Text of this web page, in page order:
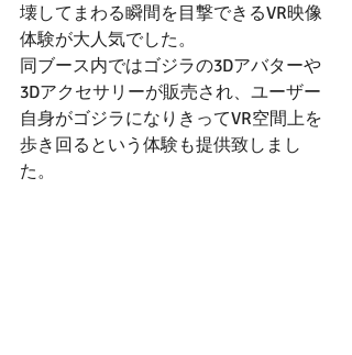
壊してまわる瞬間を目撃できるVR映像
体験が大人気でした。
同ブース内ではゴジラの3Dアバターや
3Dアクセサリーが販売され、ユーザー
自身がゴジラになりきってVR空間上を
歩き回るという体験も提供致しまし
た。